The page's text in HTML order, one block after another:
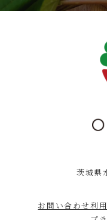
茨城県
お問い合わせ利